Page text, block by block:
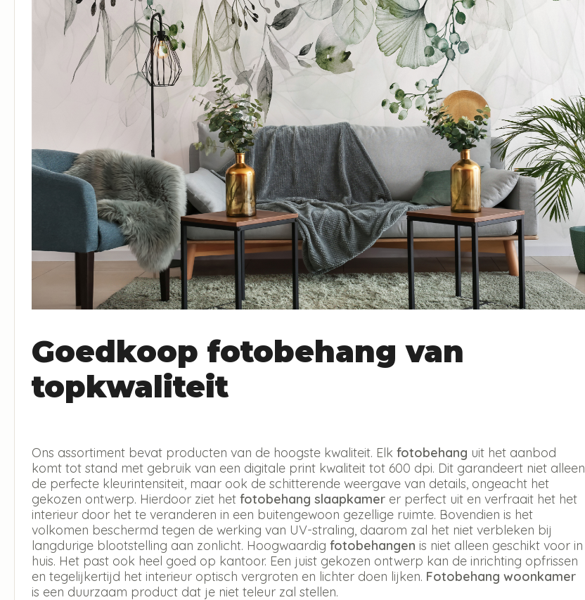
Goedkoop fotobehang van
topkwaliteit
Ons assortiment bevat producten van de hoogste kwaliteit. Elk fotobehang uit het aanbod
komt tot stand met gebruik van een digitale print kwaliteit tot 600 dpi. Dit garandeert niet alleen
de perfecte kleurintensiteit, maar ook de schitterende weergave van details, ongeacht het
gekozen ontwerp. Hierdoor ziet het fotobehang slaapkamer er perfect uit en verfraait het het
interieur door het te veranderen in een buitengewoon gezellige ruimte. Bovendien is het
volkomen beschermd tegen de werking van UV-straling, daarom zal het niet verbleken bij
langdurige blootstelling aan zonlicht. Hoogwaardig fotobehangen is niet alleen geschikt voor in
huis. Het past ook heel goed op kantoor. Een juist gekozen ontwerp kan de inrichting opfrissen
en tegelijkertijd het interieur optisch vergroten en lichter doen lijken. Fotobehang woonkamer
is een duurzaam product dat je niet teleur zal stellen.